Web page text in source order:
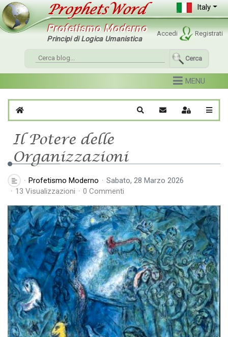
Italy
Profetismo Moderno
Principi di Logica Umanistica
Cerca
Home Cerca Iscriviti al blog
Sign In
Il Potere delle
Organizzazioni
Profetismo Moderno
Sabato, 28 Marzo 2026
13 Visualizzazioni
0 Commenti
Accedi Registrati